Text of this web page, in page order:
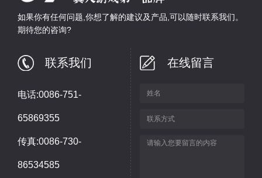
如果你有任何问题,你想了解的建议及产品,可以随时联系我们。
期待您的咨询?
联系我们
电话:0086-751-
65869355
传真:0086-730-
86534585
在线留言